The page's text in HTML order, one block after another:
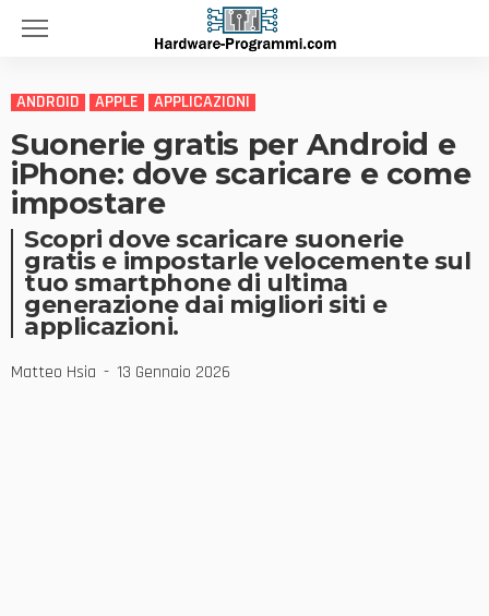
ANDROID APPLE APPLICAZIONI
Suonerie gratis per Android e
iPhone: dove scaricare e come
impostare
Scopri dove scaricare suonerie
gratis e impostarle velocemente sul
tuo smartphone di ultima
generazione dai migliori siti e
applicazioni.
Matteo Hsia 13 Gennaio 2026